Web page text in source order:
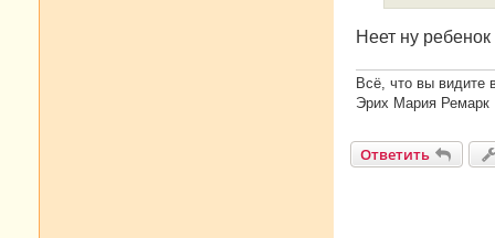
е
Неет ну
Всё, что вы
Эрих Мария Ремарк
Ответить